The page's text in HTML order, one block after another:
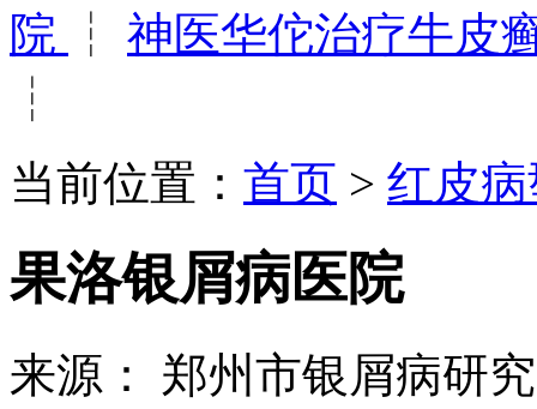
院
┆ 神医华佗治疗牛皮
┆
当前位置： 首页 > 红皮
果洛银屑病医院
来源： 郑州市银屑病研